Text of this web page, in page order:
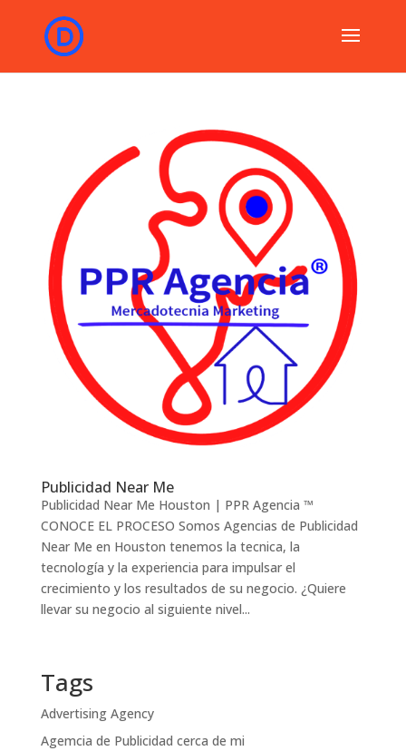
Publicidad Near Me
Publicidad Near Me Houston | PPR Agencia ™
CONOCE EL PROCESO Somos Agencias de Publicidad
Near Me en Houston tenemos la tecnica, la
tecnología y la experiencia para impulsar el
crecimiento y los resultados de su negocio. ¿Quiere
llevar su negocio al siguiente nivel...
Tags
Advertising Agency
Agemcia de Publicidad cerca de mi